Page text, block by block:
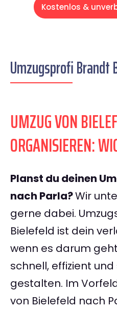
Kostenlos &
Umzugsprofi Brandt
UMZUG VON
ORGANISIEREN:
Planst du deinen
nach Parla?Wir
gerne dabei.
Bielefeld ist dein
wenn es darum
schnell, effizient
gestalten. Im
von Bielefeld nach